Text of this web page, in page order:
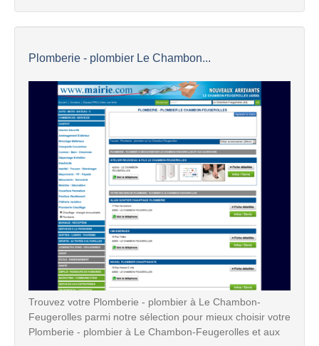
Plomberie - plombier Le Chambon...
Trouvez votre Plomberie - plombier à Le Chambon-
Feugerolles parmi notre sélection pour mieux choisir votre
Plomberie - plombier à Le Chambon-Feugerolles et aux